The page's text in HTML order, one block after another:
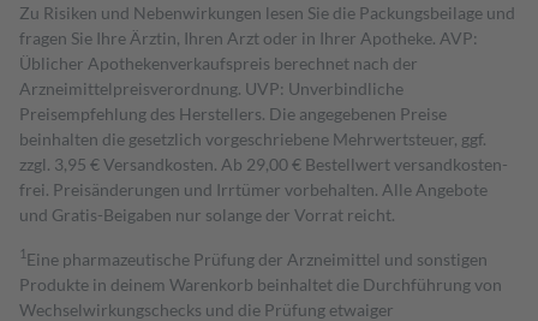
Zu Risiken und Nebenwirkungen lesen Sie die Packungsbeilage und
fragen Sie Ihre Ärztin, Ihren Arzt oder in Ihrer Apotheke. AVP:
Üblicher Apothekenverkaufspreis berechnet nach der
Arzneimittelpreisverordnung. UVP: Unverbindliche
Preisempfehlung des Herstellers. Die angegebenen Preise
beinhalten die gesetzlich vorgeschriebene Mehrwertsteuer, ggf.
zzgl. 3,95 € Versandkosten. Ab 29,00 € Bestell­wert versand­kosten­
frei. Preisänderungen und Irrtümer vorbehalten. Alle Angebote
und Gratis-Beigaben nur solange der Vorrat reicht.
1 Eine pharmazeutische Prüfung der Arzneimittel und sonstigen
Produkte in deinem Warenkorb beinhaltet die Durchführung von
Wechselwirkungschecks und die Prüfung etwaiger